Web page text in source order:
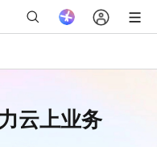
云上业务